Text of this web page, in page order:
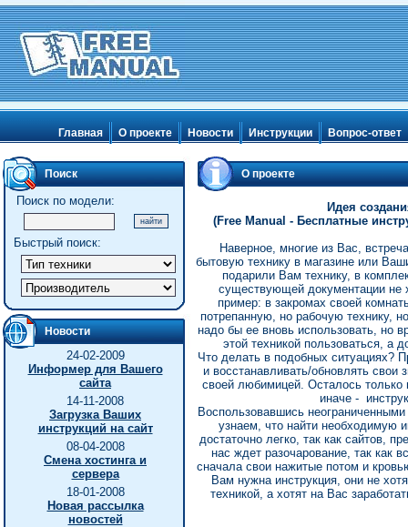
Главная О проекте Новости Инструкции Вопрос-ответ
Поиск
Поиск по модели:
Быстрый поиск:
Новости
24-02-2009
Информер для Вашего
сайта
14-11-2008
Загрузка Ваших
инструкций на сайт
08-04-2008
Смена хостинга и
сервера
18-01-2008
Новая рассылка
новостей
О проекте
Идея
(Free Manual - Бесплатные
Наверное, многие из Вас,
бытовую технику в магазине или
подарили Вам технику, в
существующей документации не
пример: в закромах своей
потрепанную, но рабочую технику,
надо бы ее вновь использовать, но
этой техникой пользоваться, а
Что делать в подобных ситуациях?
и восстанавливать/обновлять свои
своей любимицей. Осталось только
иначе -
Воспользовавшись
узнаем, что найти необходимую
достаточно легко, так как сайтов,
нас ждет разочарование, так как
сначала свои нажитые потом и
Вам нужна инструкция, они не
техникой, а хотят на Вас